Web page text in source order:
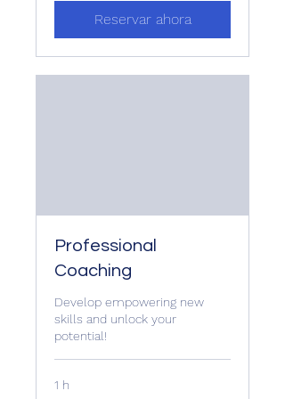
Reservar ahora
Professional
Coaching
Develop empowering new
skills and unlock your
potential!
1 h